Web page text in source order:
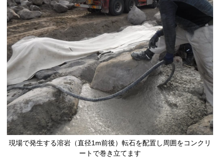
現場で発生する溶岩（直径1m前後）転石を配置し周囲をコンクリ
ートで巻き立てます